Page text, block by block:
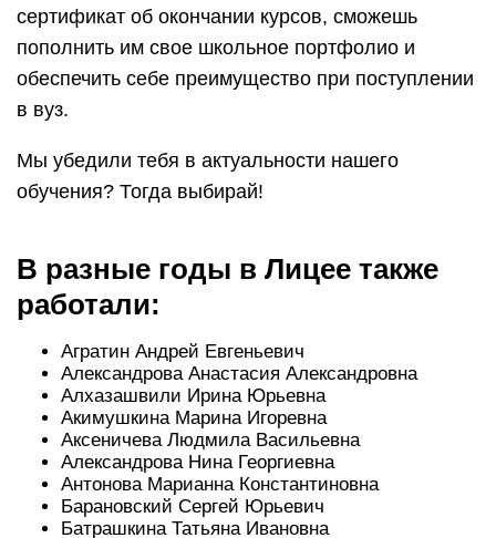
сертификат об окончании курсов, сможешь
пополнить им свое школьное портфолио и
обеспечить себе преимущество при поступлении
в вуз.
Мы убедили тебя в актуальности нашего
обучения? Тогда выбирай!
В разные годы в Лицее также
работали:
Агратин Андрей Евгеньевич
Александрова Анастасия Александровна
Алхазашвили Ирина Юрьевна
Акимушкина Марина Игоревна
Аксеничева Людмила Васильевна
Александрова Нина Георгиевна
Антонова Марианна Константиновна
Барановский Сергей Юрьевич
Батрашкина Татьяна Ивановна